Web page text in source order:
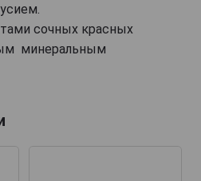
сочных красных
минеральным